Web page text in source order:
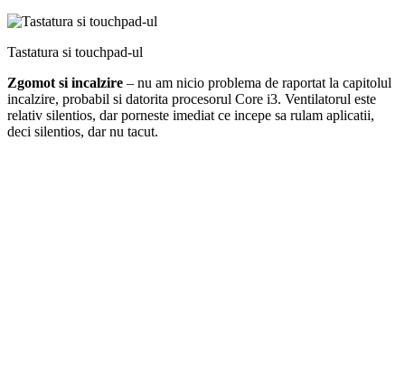
Tastatura si touchpad-ul
Zgomot si incalzire – nu am nicio problema de raportat la capitolul
incalzire, probabil si datorita procesorul Core i3. Ventilatorul este
relativ silentios, dar porneste imediat ce incepe sa rulam aplicatii,
deci silentios, dar nu tacut.